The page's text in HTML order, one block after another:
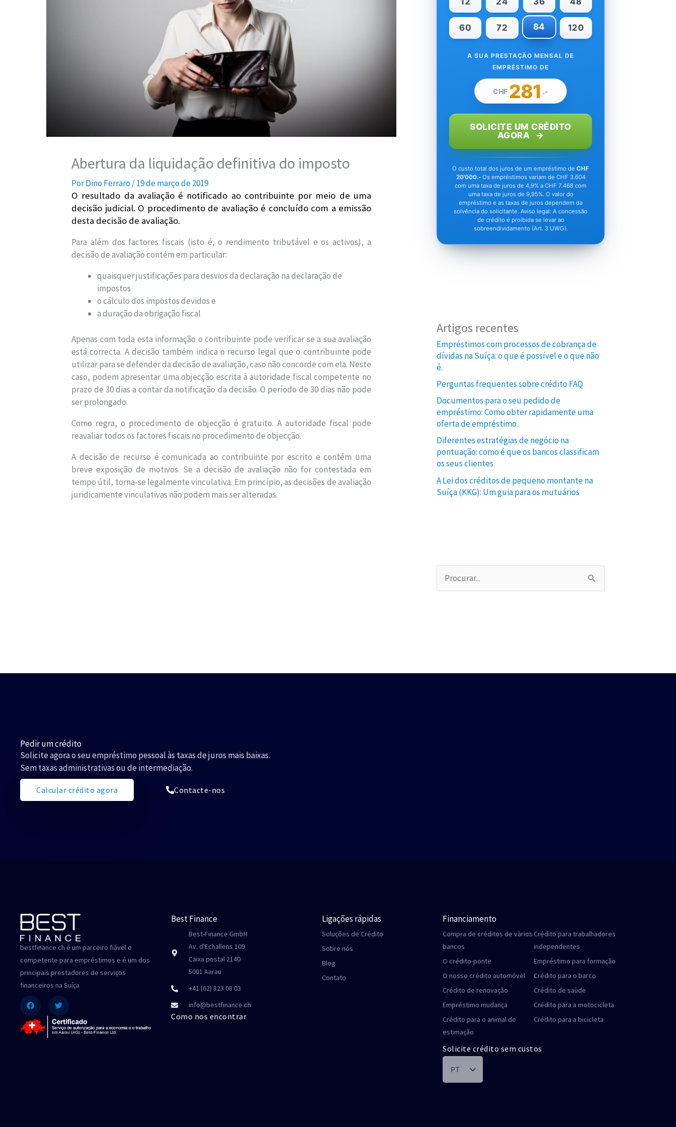
Abertura da liquidação definitiva do imposto
PorDino Ferraro/19 de março de 2019
O resultado da avaliação é notificado ao contribuinte por meio de uma
decisão judicial. O procedimento de avaliação é concluído com a emissão
desta decisão de avaliação.
Para além dos factores fiscais (isto é, o rendimento tributável e os activos), a
decisão de avaliação contém em particular:
quaisquer justificações para desvios da declaração na declaração de
impostos
o cálculo dos impostos devidos e
a duração da obrigação fiscal
Apenas com toda esta informação o contribuinte pode verificar se a sua avaliação
está correcta. A decisão também indica o recurso legal que o contribuinte pode
utilizar para se defender da decisão de avaliação, caso não concorde com ela. Neste
caso, podem apresentar uma objecção escrita à autoridade fiscal competente no
prazo de 30 dias a contar da notificação da decisão. O período de 30 dias não pode
ser prolongado.
Como regra, o procedimento de objecção é gratuito. A autoridade fiscal pode
reavaliar todos os factores fiscais no procedimento de objecção.
A decisão de recurso é comunicada ao contribuinte por escrito e contém uma
breve exposição de motivos. Se a decisão de avaliação não for contestada em
tempo útil, torna-se legalmente vinculativa. Em princípio, as decisões de avaliação
juridicamente vinculativas não podem mais ser alteradas.
60 72 84 120
A SUA PRESTAÇÃO MENSAL DE
EMPRÉSTIMO DE
CHF 281 .-
SOLICITE UM CRÉDITO
AGORA
O custo total dos juros de um empréstimo de CHF
20'000.-Os empréstimos variam de CHF 3.604
com uma taxa de juros de 4,9% a CHF 7.468 com
uma taxa de juros de 9,95%. O valor do
empréstimo e as taxas de juros dependem da
solvência do solicitante. Aviso legal: A concessão
de crédito é proibida se levar ao
sobreendividamento (Art. 3 UWG).
Artigos recentes
Empréstimos com processos de cobrança de
dívidas na Suíça: o que é possível e o que não
é.
Perguntas frequentes sobre crédito FAQ
Documentos para o seu pedido de
empréstimo: Como obter rapidamente uma
oferta de empréstimo.
Diferentes estratégias de negócio na
pontuação: como é que os bancos classificam
os seus clientes
A Lei dos créditos de pequeno montante na
Suíça (KKG): Um guia para os mutuários
r
Pedir um crédito
Solicite agora o seu empréstimo pessoal às taxas de juros mais baixas.
Sem taxas administrativas ou de intermediação.
Calcular crédito agora Contacte-nos
bestfinance.ch é um parceiro fiável e
competente para empréstimos e é um dos
principais prestadores de serviços
financeiros na Suíça
Best Finance
Best-Finance GmbH
Av. d'Echallens 109
Caixa postal 2140
5001 Aarau
+41 (62) 823 08 03
info@bestfinance.ch
Como nos encontrar
Ligações rápidas
Soluções de Crédito
Sobre nós
Blog
Contato
Financiamento
Compra de créditos de vàrios
bancos
O crédito-ponte
O nosso crédito automóvel
Crédito de renovação
Empréstimo mudança
Crédito para o animal de
estimação
Crédito para trabalhadores
independentes
Empréstimo para formação
Crédito para o barco
Crédito de saùde
Crédito para a motocicleta
Crédito para a bicicleta
Solicite crédito sem custos
PT